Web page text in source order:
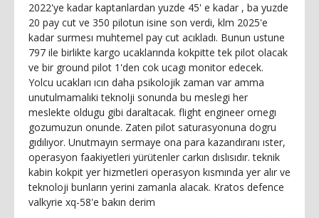
2022'ye kadar kaptanlardan yuzde 45' e kadar , ba yuzde
20 pay cut ve 350 pilotun isine son verdi, klm 2025'e
kadar surmesı muhtemel pay cut acıkladı. Bunun ustune
797 ile birlikte kargo ucaklarında kokpitte tek pilot olacak
ve bir ground pilot 1'den cok ucagı monitor edecek.
Yolcu ucakları ıcın daha psikolojik zaman var amma
unutulmamalıki teknolji sonunda bu meslegi her
meslekte oldugu gibi daraltacak. flight engineer ornegı
gozumuzun onunde. Zaten pilot saturasyonuna dogru
gıdılıyor. Unutmayın sermaye ona para kazandıranı ıster,
operasyon faakiyetleri yürütenler carkın dıslısıdır. teknik
kabin kokpit yer hizmetleri operasyon kısmında yer alır ve
teknoloji bunların yerini zamanla alacak. Kratos defence
valkyrie xq-58'e bakın derim